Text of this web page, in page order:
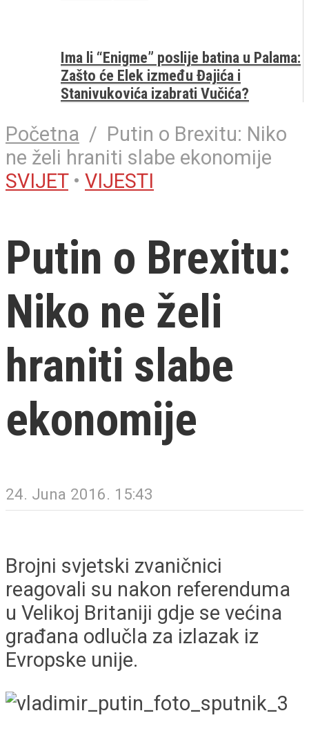
Ima li “Enigme” poslije batina u Palama:
Zašto će Elek između Đajića i
Stanivukovića izabrati Vučića?
Početna / Putin o Brexitu: Niko
ne želi hraniti slabe ekonomije
SVIJET • VIJESTI
Putin o Brexitu:
Niko ne želi
hraniti slabe
ekonomije
24. Juna 2016. 15:43
Brojni svjetski zvaničnici
reagovali su nakon referenduma
u Velikoj Britaniji gdje se većina
građana odlučla za izlazak iz
Evropske unije.